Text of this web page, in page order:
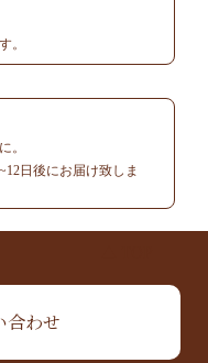
。
。
日後にお届け致しま
合わせ